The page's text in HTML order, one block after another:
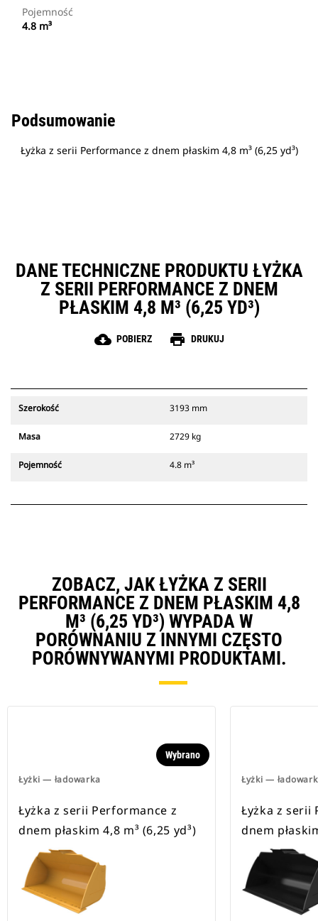
Pojemność
4.8 m³
Podsumowanie
Łyżka z serii Performance z dnem płaskim 4,8 m³ (6,25 yd³)
DANE TECHNICZNE PRODUKTU ŁYŻKA
Z SERII PERFORMANCE Z DNEM
PŁASKIM 4,8 M³ (6,25 YD³)
cloud_download POBIERZ print DRUKUJ
Szerokość 3193 mm
Masa 2729 kg
Pojemność 4.8 m³
ZOBACZ, JAK ŁYŻKA Z SERII
PERFORMANCE Z DNEM PŁASKIM 4,8
M³ (6,25 YD³) WYPADA W
PORÓWNANIU Z INNYMI CZĘSTO
PORÓWNYWANYMI PRODUKTAMI.
Łyżki — ładowarka
Wybrano
Łyżka z serii Performance z
dnem płaskim 4,8 m³ (6,25 yd³)
Łyżki —
Łyżka z serii
dnem